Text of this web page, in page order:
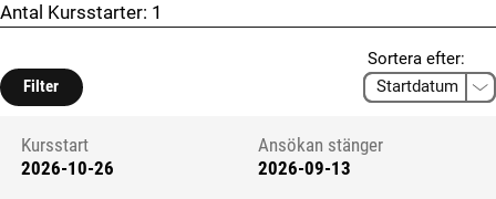
Antal Kursstarter: 1
Filter
Sortera efter:
Kursstart 6293412
Kursstart
2026-10-26
Ansökan stänger
2026-09-13